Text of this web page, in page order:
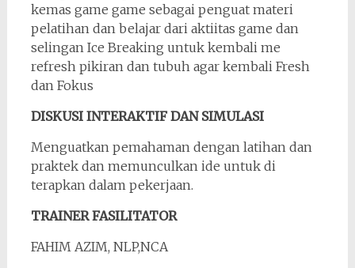
kemas game game sebagai penguat materi
pelatihan dan belajar dari aktiitas game dan
selingan Ice Breaking untuk kembali me
refresh pikiran dan tubuh agar kembali Fresh
dan Fokus
DISKUSI INTERAKTIF DAN SIMULASI
Menguatkan pemahaman dengan latihan dan
praktek dan memunculkan ide untuk di
terapkan dalam pekerjaan.
TRAINER FASILITATOR
FAHIM AZIM, NLP,NCA